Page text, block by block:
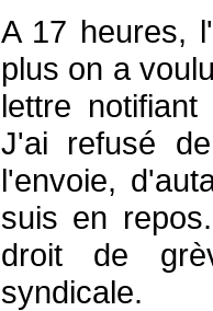
A 17 heures,
plus on a
lettre
J'ai refusé
l'envoie,
suis en
droit de
syndicale.